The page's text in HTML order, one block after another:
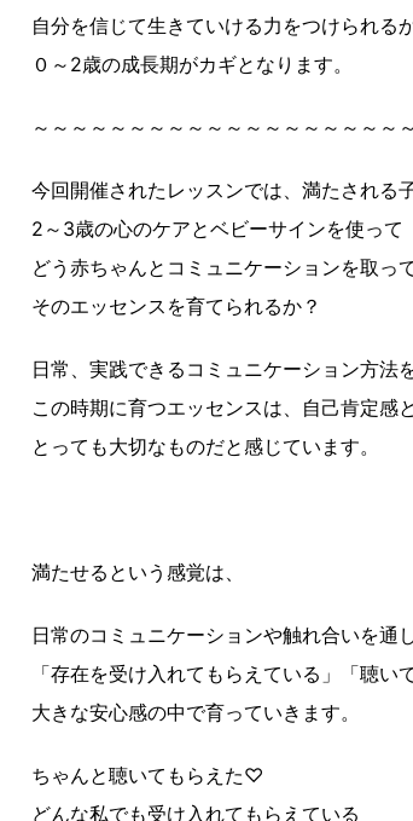
自分を信じて生きていける力をつけられる
０～2歳の成長期がカギとなります。
～～～～～～～～～～～～～～～～～～～
今回開催されたレッスンでは、満たされる
2～3歳の心のケアとベビーサインを使って
どう赤ちゃんとコミュニケーションを取っ
そのエッセンスを育てられるか？
日常、実践できるコミュニケーション方法
この時期に育つエッセンスは、自己肯定感
とっても大切なものだと感じています。
満たせるという感覚は、
日常のコミュニケーションや触れ合いを通
「存在を受け入れてもらえている」「聴い
大きな安心感の中で育っていきます。
ちゃんと聴いてもらえた♡
どんな私でも受け入れてもらえている